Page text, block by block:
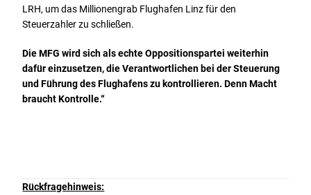
LRH, um das Millionengrab Flughafen Linz für den
Steuerzahler zu schließen.
Die MFG wird sich als echte Oppositionspartei weiterhin
dafür einzusetzen, die Verantwortlichen bei der Steuerung
und Führung des Flughafens zu kontrollieren. Denn Macht
braucht Kontrolle.“
Rückfragehinweis: